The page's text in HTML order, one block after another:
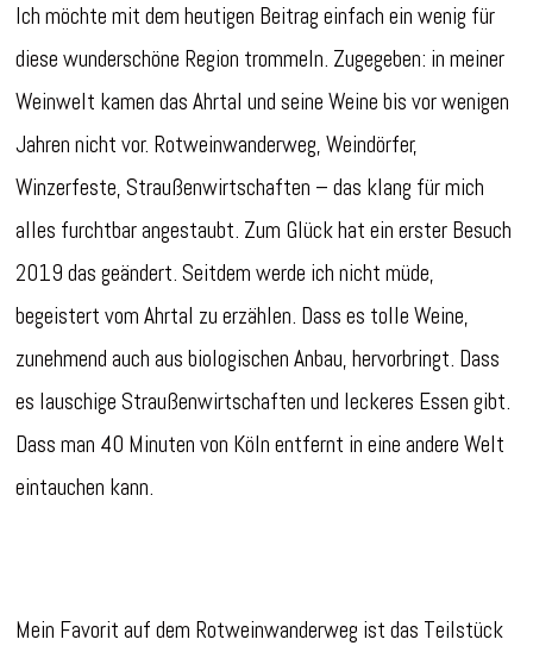
Ich möchte mit dem heutigen Beitrag einfach ein wenig für
diese wunderschöne Region trommeln. Zugegeben: in meiner
Weinwelt kamen das Ahrtal und seine Weine bis vor wenigen
Jahren nicht vor. Rotweinwanderweg, Weindörfer,
Winzerfeste, Straußenwirtschaften – das klang für mich
alles furchtbar angestaubt. Zum Glück hat ein erster Besuch
2019 das geändert. Seitdem werde ich nicht müde,
begeistert vom Ahrtal zu erzählen. Dass es tolle Weine,
zunehmend auch aus biologischen Anbau, hervorbringt. Dass
es lauschige Straußenwirtschaften und leckeres Essen gibt.
Dass man 40 Minuten von Köln entfernt in eine andere Welt
eintauchen kann.
Mein Favorit auf dem Rotweinwanderweg ist das Teilstück